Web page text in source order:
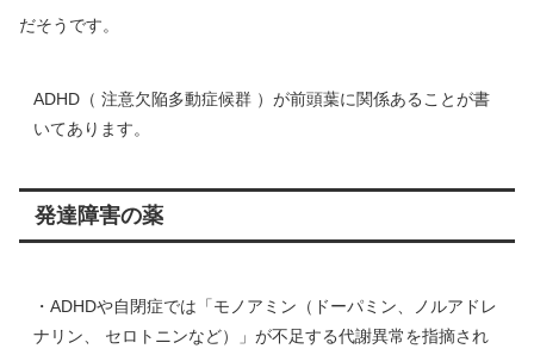
だそうです。
ADHD（ 注意欠陥多動症候群 ）が前頭葉に関係あることが書
いてあります。
発達障害の薬
・ADHDや自閉症では「モノアミン（ドーパミン、ノルアドレ
ナリン、 セロトニンなど）」が不足する代謝異常を指摘され